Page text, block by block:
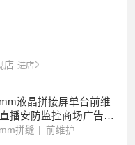
店 进店
液晶拼接屏单台前维
播安防监控商场广告宣
HM-DC55S04-2
拼缝 前维护